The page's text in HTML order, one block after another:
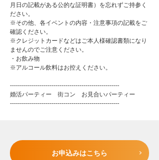
月日の記載がある公的な証明書）を忘れずご持参く
ださい。
※その他、各イベントの内容・注意事項の記載をご
確認ください。
※クレジットカードなどはご本人様確認書類になり
ませんのでご注意ください。
・お飲み物
※アルコール飲料はお控えください。
-------------------------------------------------------
婚活パーティー 街コン お見合いパーティー
-------------------------------------------------------
お申込みはこちら